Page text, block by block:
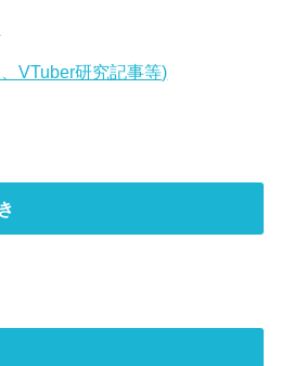
VTuber研究記事等)